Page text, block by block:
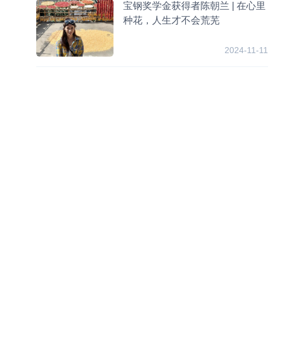
宝钢奖学金获得者陈朝兰 | 在心里
种花，人生才不会荒芜
2024-11-11